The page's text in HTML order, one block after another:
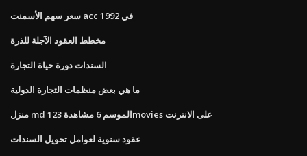
سعر سهم الأسمنت acc في 1992
مخطط العقود الآجلة للذرة
السندات دورة حياة التجارة
ما هي بعض منظمات التجارة الدولية
منزل md الموسم 6 مشاهدة 123movies على الانترنت
عقود سنوية لعوامل تحويل السندات